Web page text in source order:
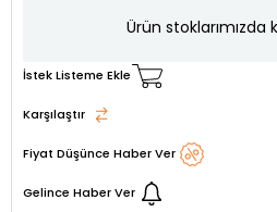
Ürün stoklarımızda
İstek Listeme Ekle
Karşılaştır
Fiyat Düşünce Haber Ver
Gelince Haber Ver